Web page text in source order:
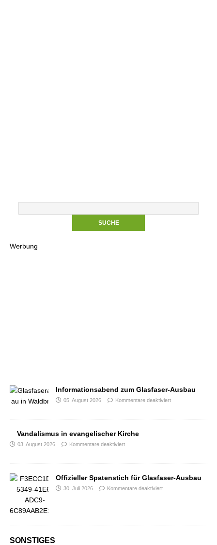
Werbung
Informationsabend zum Glasfaser-Ausbau
05. August 2026 Kommentare deaktiviert
Vandalismus in evangelischer Kirche
03. August 2026 Kommentare deaktiviert
Offizieller Spatenstich für Glasfaser-Ausbau
30. Juli 2026 Kommentare deaktiviert
SONSTIGES